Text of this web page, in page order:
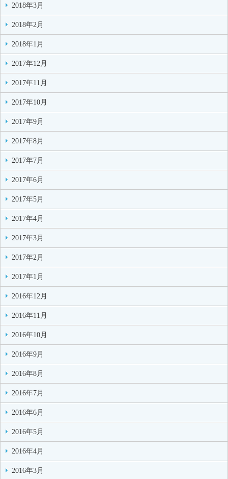
2018年3月
2018年2月
2018年1月
2017年12月
2017年11月
2017年10月
2017年9月
2017年8月
2017年7月
2017年6月
2017年5月
2017年4月
2017年3月
2017年2月
2017年1月
2016年12月
2016年11月
2016年10月
2016年9月
2016年8月
2016年7月
2016年6月
2016年5月
2016年4月
2016年3月